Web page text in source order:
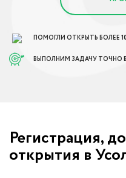
ПОМОГЛИ ОТКРЫТЬ БОЛЕЕ
ВЫПОЛНИМ ЗАДАЧУ ТОЧНО
Регистрация,
открытия в